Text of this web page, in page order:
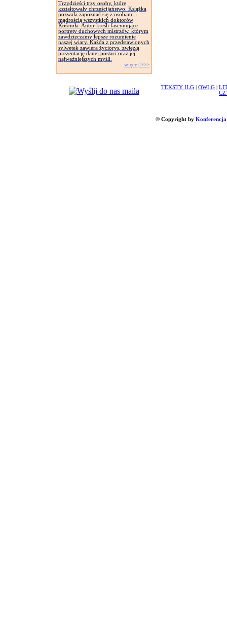
Trzydzieści trzy osoby, które
kształtowały chrześcijaństwo. Książka
pozwala zapoznać się z osobami i
mądrością wszystkich doktorów
Kościoła. Autor kreśli fascynujące
portrety duchowych mistrzów, którym
zawdzięczamy lepsze rozumienie
naszej wiary. Każda z przedstawionych
sylwetek zawiera życiorys, zwięzłą
prezentację danej postaci oraz jej
najważniejszych myśli.
więcej >>>
TEKSTY ILG OWLG
© Copyright by Konferencja